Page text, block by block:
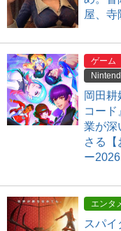
屋、寺
ゲーム
岡田
コー
業が深
さる
ー2026
エンタ
スパイ